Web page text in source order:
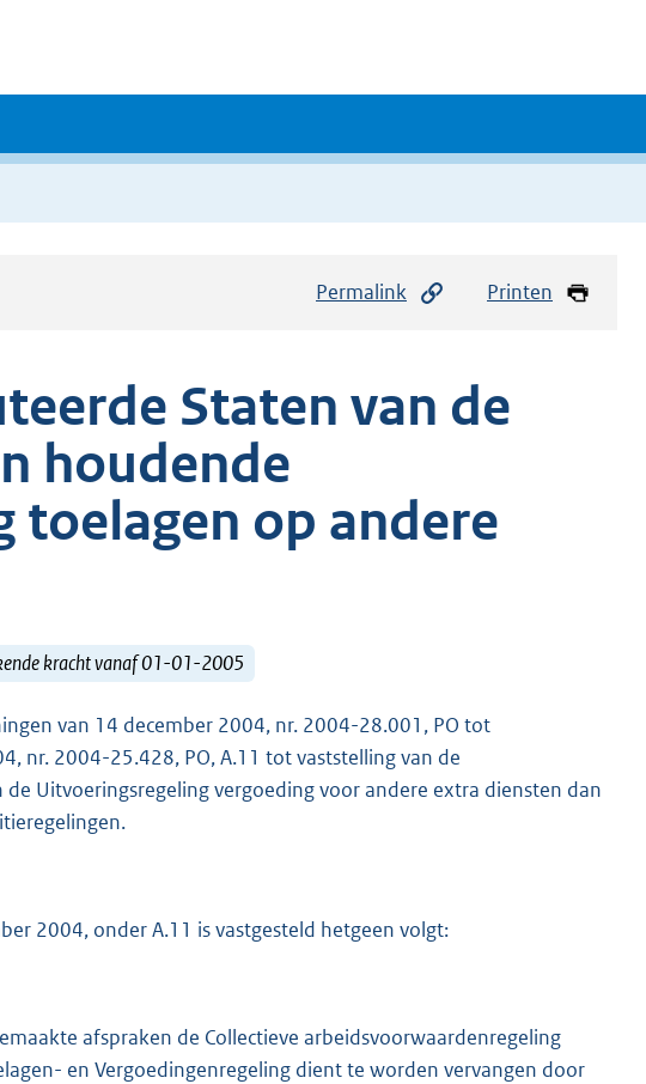
Permalink Printen
Staten van de
houdende
toelagen op andere
kracht vanaf 01-01-2005
van 14 december 2004, nr. 2004-28.001, PO tot
nr. 2004-25.428, PO, A.11 tot vaststelling van de
Uitvoeringsregeling vergoeding voor andere extra diensten dan
2004, onder A.11 is vastgesteld hetgeen volgt:
afspraken de Collectieve arbeidsvoorwaardenregeling
en Vergoedingenregeling dient te worden vervangen door